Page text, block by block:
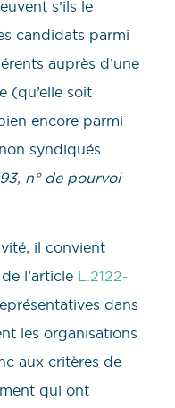
s’ils le
candidats parmi
auprès d’une
(qu’elle soit
encore parmi
syndiqués.
n° de pourvoi
il convient
l’article L.2122-
dans
les organisations
aux critères de
qui ont